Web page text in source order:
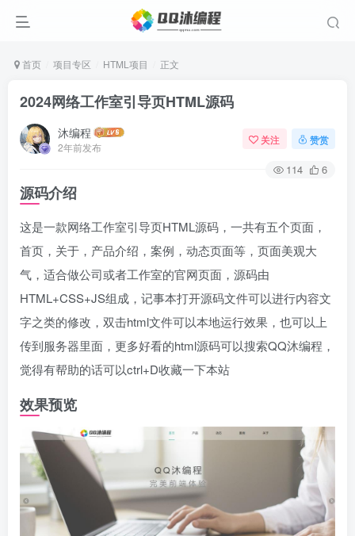
首页 项目专区 HTML项目 正文
2024网络工作室引导页HTML源码
沐编程
2年前发布
关注 赞赏
114 6
源码介绍
这是一款网络工作室引导页HTML源码，一共有五个页面，
首页，关于，产品介绍，案例，动态页面等，页面美观大
气，适合做公司或者工作室的官网页面，源码由
HTML+CSS+JS组成，记事本打开源码文件可以进行内容文
字之类的修改，双击html文件可以本地运行效果，也可以上
传到服务器里面，更多好看的html源码可以搜索QQ沐编程，
觉得有帮助的话可以ctrl+D收藏一下本站
效果预览